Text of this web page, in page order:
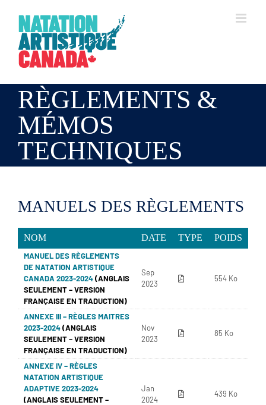
content
RÈGLEMENTS &
MÉMOS
TECHNIQUES
MANUELS DES RÈGLEMENTS
NOM DATE TYPE POIDS
MANUEL DES RÈGLEMENTS
DE NATATION ARTISTIQUE
CANADA 2023-2024(ANGLAIS
SEULEMENT – VERSION
FRANÇAISE EN TRADUCTION)
Sep
2023
554 Ko
ANNEXE III – RÈGLES MAITRES
2023-2024(ANGLAIS
SEULEMENT – VERSION
FRANÇAISE EN TRADUCTION)
Nov
2023
85 Ko
ANNEXE IV – RÈGLES
NATATION ARTISTIQUE
ADAPTIVE 2023-2024
(ANGLAIS SEULEMENT –
Jan
2024
439 Ko